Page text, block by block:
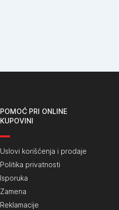
POMOĆ PRI ONLINE
KUPOVINI
Uslovi korišćenja i prodaje
Politika privatnosti
Isporuka
Zamena
Reklamacije